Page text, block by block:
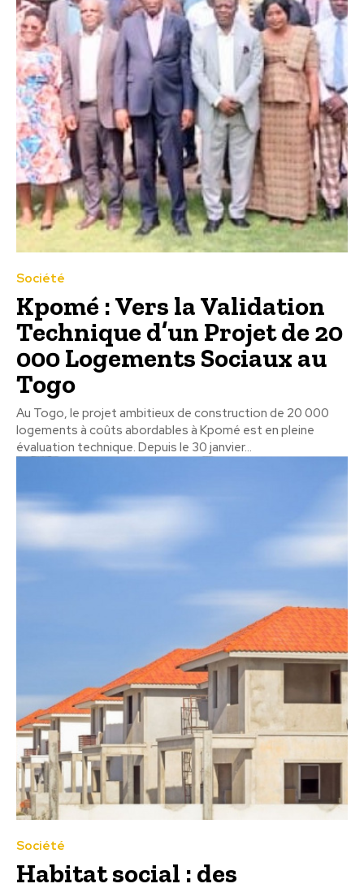
Société
Kpomé : Vers la Validation
Technique d’un Projet de 20
000 Logements Sociaux au
Togo
Au Togo, le projet ambitieux de construction de 20 000
logements à coûts abordables à Kpomé est en pleine
évaluation technique. Depuis le 30 janvier...
Société
Habitat social : des